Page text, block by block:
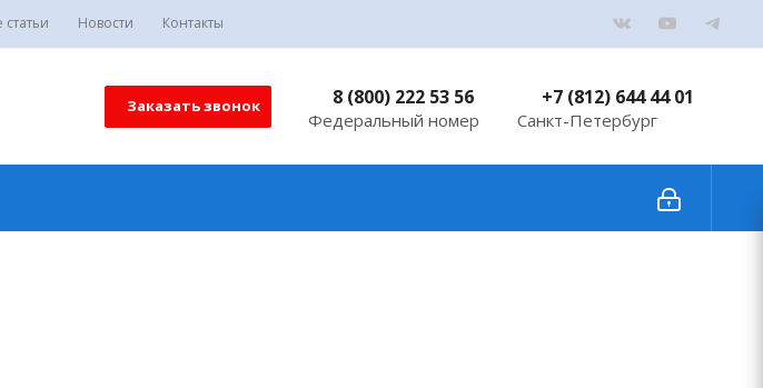
Новости Контакты
Заказать звонок 8 (800) 222 53 56
Федеральный номер
+7 (812) 644 44 01
Санкт-Петербург